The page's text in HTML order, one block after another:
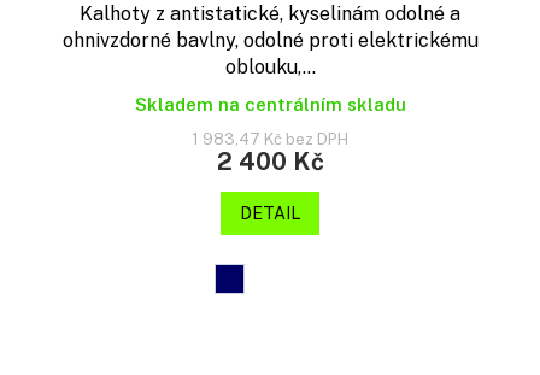
Kalhoty z antistatické, kyselinám odolné a
ohnivzdorné bavlny, odolné proti elektrickému
oblouku,...
Skladem na centrálním skladu
1 983,47 Kč bez DPH
2 400 Kč
DETAIL